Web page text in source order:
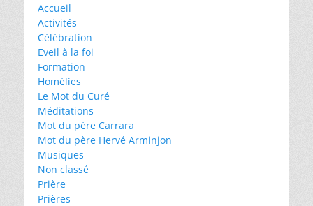
Accueil
Activités
Célébration
Eveil à la foi
Formation
Homélies
Le Mot du Curé
Méditations
Mot du père Carrara
Mot du père Hervé Arminjon
Musiques
Non classé
Prière
Prières